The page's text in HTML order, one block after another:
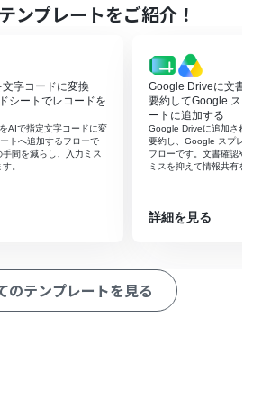
たヒューマンエラーのリスクを軽減し、
とGoogle スプレッドシートをYoom
でJotformを選択し、「フォームが送信さ
クションを設定します。
を設定し、トリガーで反応したフォーム
します。
スプレッドシートに追加します。
起動のきっかけとなるアクション、「オ
ンプレートをご紹介！
字コードに変換
シートでレコードを
AIで指定文字コードに変
トへ追加するフローで
間を減らし、入力ミス
。
Google Driveに文書が
要約してGoogle スプ
ートに追加する
Google Driveに追加された
要約し、Google スプレッ
フローです。文書確認や転
ミスを抑えて情報共有を早
詳細を見る
のテンプレートを見る